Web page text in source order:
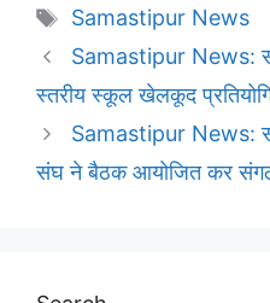
Tags
Samastipur News
Samastipur News:
स्तरीय स्कूल खेलकूद
Samastipur News:
संघ ने बैठक आयोजित कर